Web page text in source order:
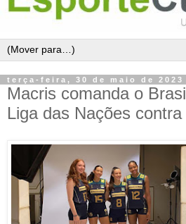
terça-feira, 30 de maio de 2023
Macris comanda o
Liga das Nações